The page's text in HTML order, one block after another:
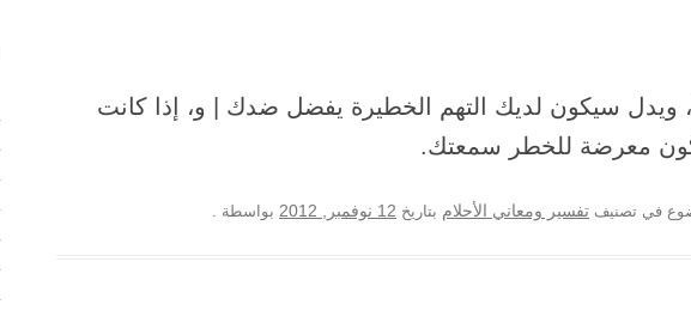
ويدل سيكون لديك التهم الخطيرة يفضل ضدك | و، إذا كانت
معرضة للخطر سمعتك.
في تصنيف تفسير ومعاني الأحلام بتاريخ 12 نوفمبر, 2012 بواسطة .